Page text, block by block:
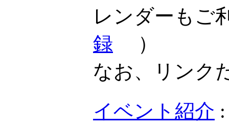
レンダーもご
録 ）
なお、リンク
イベント紹介